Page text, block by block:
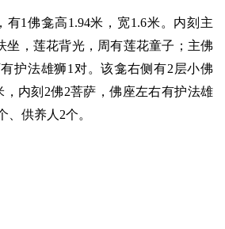
有1佛龛高1.94米，宽1.6米。内刻主
坐，莲花背光，周有莲花童子；主佛
护法雄狮1对。该龛右侧有2层小佛
，内刻2佛2菩萨，佛座左右有护法雄
、供养人2个。